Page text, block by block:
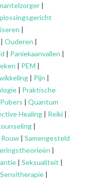
|
|
| Ouderen |
| Paniekaanvallen |
| PEM |
| Pijn |
| Praktische
Pubers | Quantum
Healing | Reiki |
|
Rouw | Samengesteld
|
| Seksualiteit |
Sensitherapie |